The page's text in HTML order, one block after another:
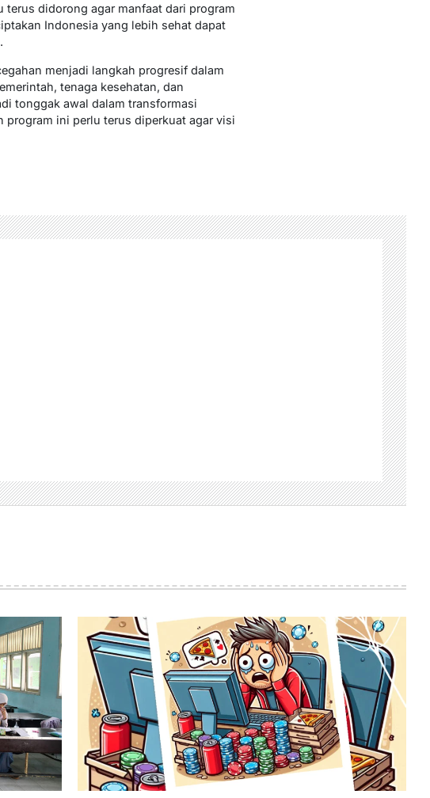
terus didorong agar manfaat dari program
Indonesia yang lebih sehat dapat
menjadi langkah progresif dalam
tenaga kesehatan, dan
tonggak awal dalam transformasi
program ini perlu terus diperkuat agar visi